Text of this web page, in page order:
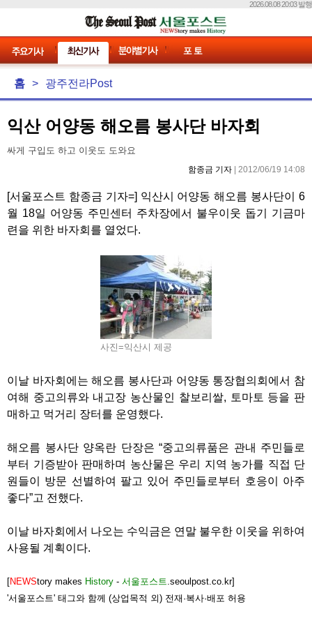
2026.08.08 20:03 발행
홈 > 광주전라Post
익산 어양동 해오름 봉사단 바자회
싸게 구입도 하고 이웃도 도와요
함종금 기자 | 2012/06/19 14:08
[서울포스트 함종금 기자=] 익산시 어양동 해오름 봉사단이 6
월 18일 어양동 주민센터 주차장에서 불우이웃 돕기 기금마
련을 위한 바자회를 열었다.
사진=익산시 제공
이날 바자회에는 해오름 봉사단과 어양동 통장협의회에서 참
여해 중고의류와 내고장 농산물인 찰보리쌀, 토마토 등을 판
매하고 먹거리 장터를 운영했다.
해오름 봉사단 양옥란 단장은 “중고의류품은 관내 주민들로
부터 기증받아 판매하며 농산물은 우리 지역 농가를 직접 단
원들이 방문 선별하여 팔고 있어 주민들로부터 호응이 아주
좋다”고 전했다.
이날 바자회에서 나오는 수익금은 연말 불우한 이웃을 위하여
사용될 계획이다.
[NEWStory makes History - 서울포스트.seoulpost.co.kr]
'서울포스트' 태그와 함께 (상업목적 외) 전재·복사·배포 허용